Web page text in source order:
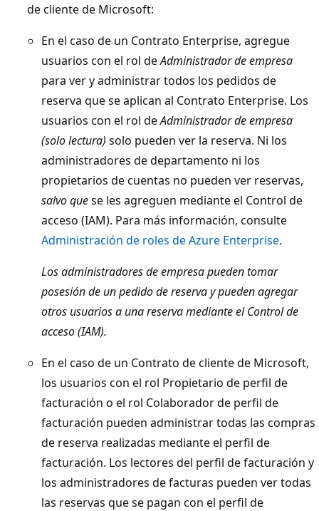
de cliente de Microsoft:
En el caso de un Contrato Enterprise, agregue
usuarios con el rol deAdministrador de empresa
para ver y administrar todos los pedidos de
reserva que se aplican al Contrato Enterprise. Los
usuarios con el rol deAdministrador de empresa
(solo lectura) solo pueden ver la reserva. Ni los
administradores de departamento ni los
propietarios de cuentas no pueden ver reservas,
salvo quese les agreguen mediante el Control de
acceso (IAM). Para más información, consulte
Administración de roles de Azure Enterprise.
Los administradores de empresa pueden tomar
posesión de un pedido de reserva y pueden agregar
otros usuarios a una reserva mediante el Control de
acceso (IAM).
En el caso de un Contrato de cliente de Microsoft,
los usuarios con el rol Propietario de perfil de
facturación o el rol Colaborador de perfil de
facturación pueden administrar todas las compras
de reserva realizadas mediante el perfil de
facturación. Los lectores del perfil de facturación y
los administradores de facturas pueden ver todas
las reservas que se pagan con el perfil de